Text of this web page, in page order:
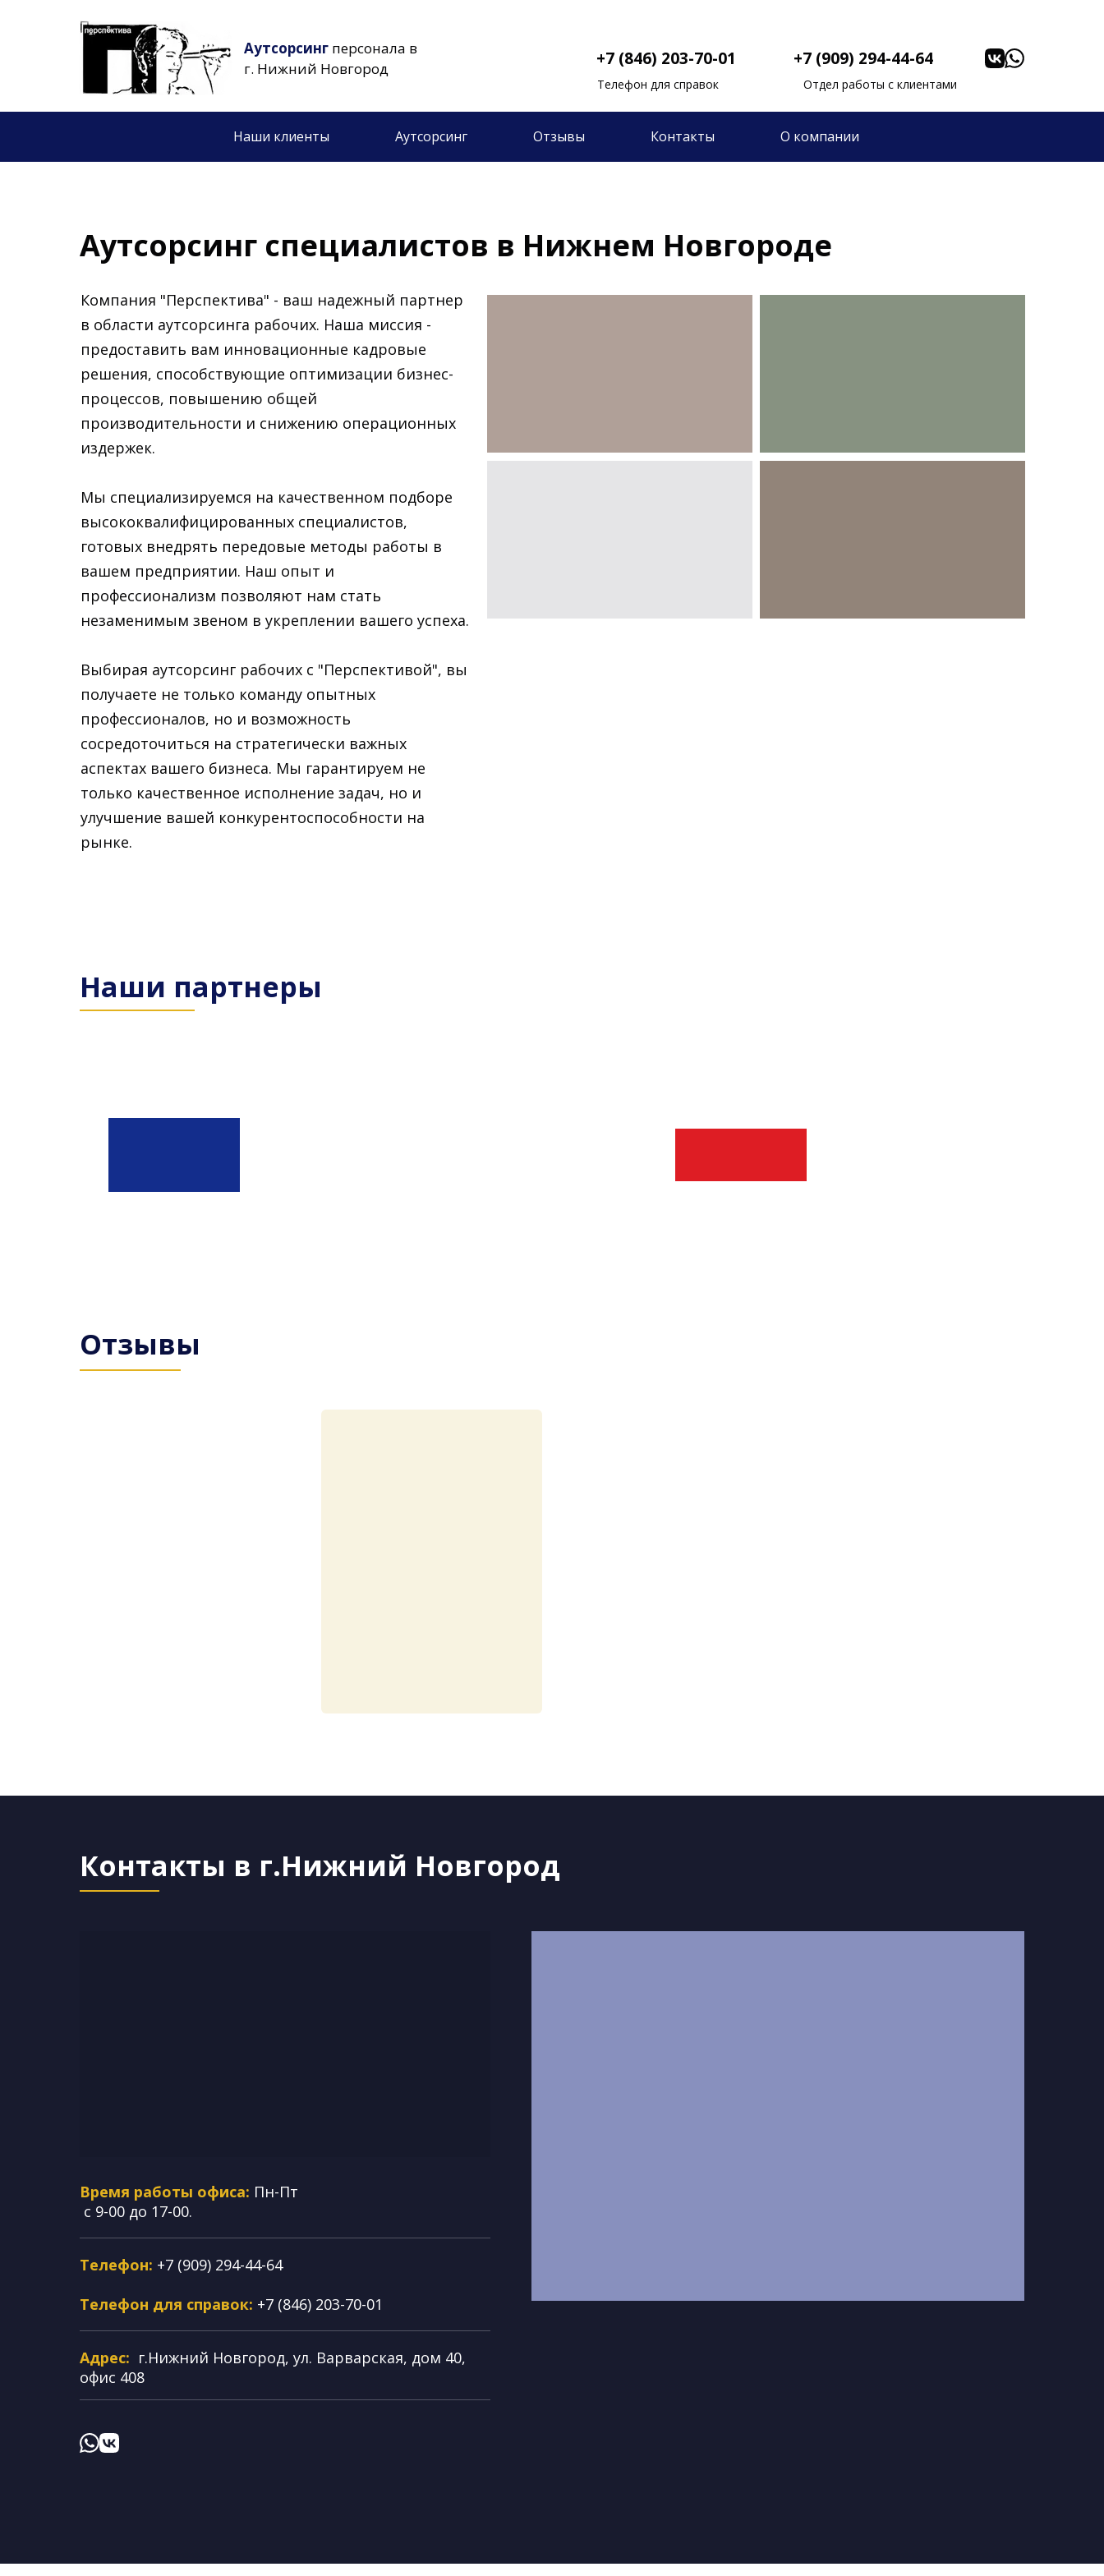
Аутсорсинг персонала в
г. Нижний Новгород
+7 (846) 203-70-01 +7 (909) 294-44-64
Телефон для справок Отдел работы с клиентами
Наши клиенты Аутсорсинг Отзывы Контакты О компании
Компания "Перспектива" - ваш надежный партнер
в области аутсорсинга рабочих. Наша миссия -
предоставить вам инновационные кадровые
решения, способствующие оптимизации бизнес-
процессов, повышению общей
производительности и снижению операционных
издержек.
Мы специализируемся на качественном подборе
высококвалифицированных специалистов,
готовых внедрять передовые методы работы в
вашем предприятии. Наш опыт и
профессионализм позволяют нам стать
незаменимым звеном в укреплении вашего успеха.
Выбирая аутсорсинг рабочих с "Перспективой", вы
получаете не только команду опытных
профессионалов, но и возможность
сосредоточиться на стратегически важных
аспектах вашего бизнеса. Мы гарантируем не
только качественное исполнение задач, но и
улучшение вашей конкурентоспособности на
рынке.
Аутсорсинг специалистов в Нижнем Новгороде
Наши партнеры
Отзывы
Контакты в г.Нижний Новгород
Время работы офиса: Пн-Пт
с 9-00 до 17-00.
Телефон: +7 (909) 294-44-64
Телефон для справок: +7 (846) 203-70-01
Адрес: г.Нижний Новгород, ул. Варварская, дом 40,
офис 408